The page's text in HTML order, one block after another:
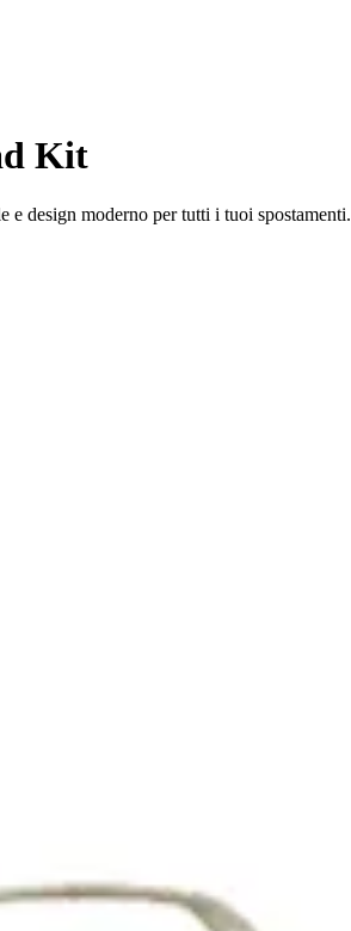
Kit
design moderno per tutti i tuoi spostamenti.